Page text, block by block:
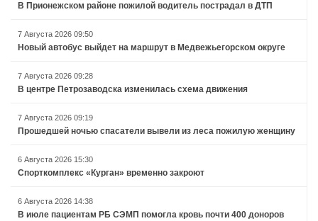
В Прионежском районе пожилой водитель пострадал в ДТП
7 Августа 2026 09:50
Новый автобус выйдет на маршрут в Медвежьегорском округе
7 Августа 2026 09:28
В центре Петрозаводска изменилась схема движения
7 Августа 2026 09:19
Прошедшей ночью спасатели вывели из леса пожилую женщину
6 Августа 2026 15:30
Спорткомплекс «Курган» временно закроют
6 Августа 2026 14:38
В июле пациентам РБ СЭМП помогла кровь почти 400 доноров